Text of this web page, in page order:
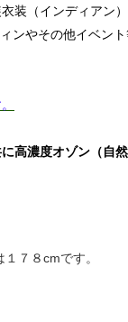
装（インディアン
ンやその他イベント
高濃度オゾン（自
７８cmです。